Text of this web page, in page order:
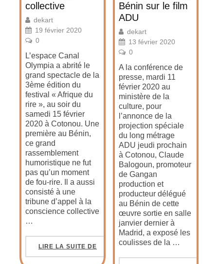
collective
dekart
19 février 2020
0
L’espace Canal
Olympia a abrité le
grand spectacle de la
3ème édition du
festival « Afrique du
rire », au soir du
samedi 15 février
2020 à Cotonou. Une
première au Bénin,
ce grand
rassemblement
humoristique ne fut
pas qu’un moment
de fou-rire. Il a aussi
consisté à une
tribune d’appel à la
conscience collective
…
LIRE LA SUITE DE
Bénin sur le film
ADU
dekart
13 février 2020
0
A la conférence de
presse, mardi 11
février 2020 au
ministère de la
culture, pour
l’annonce de la
projection spéciale
du long métrage
ADU jeudi prochain
à Cotonou, Claude
Balogoun, promoteur
de Gangan
production et
producteur délégué
au Bénin de cette
œuvre sortie en salle
janvier dernier à
Madrid, a exposé les
coulisses de la …